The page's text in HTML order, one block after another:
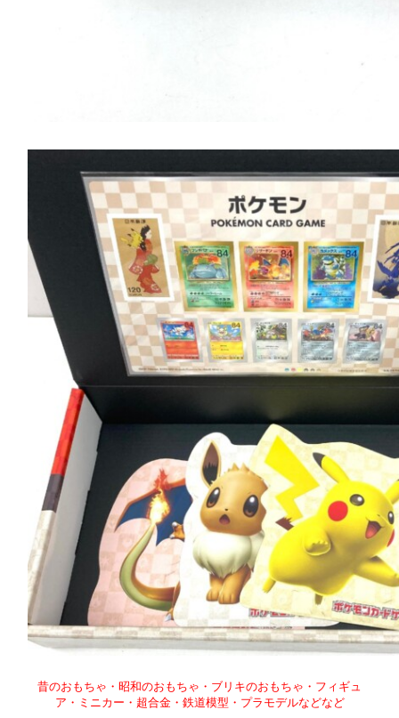
昔のおもちゃ・昭和のおもちゃ・ブリキのおもちゃ・フィギュ
ア・ミニカー・超合金・鉄道模型・プラモデルなどなど